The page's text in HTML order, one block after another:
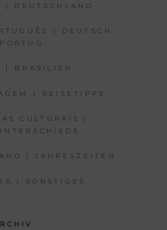
| DEUTSCHLAND
| DEUTSCH
| BRASILIEN
| REISETIPPS
CULTURAIS |
| JAHRESZEITEN
| SONSTIGES